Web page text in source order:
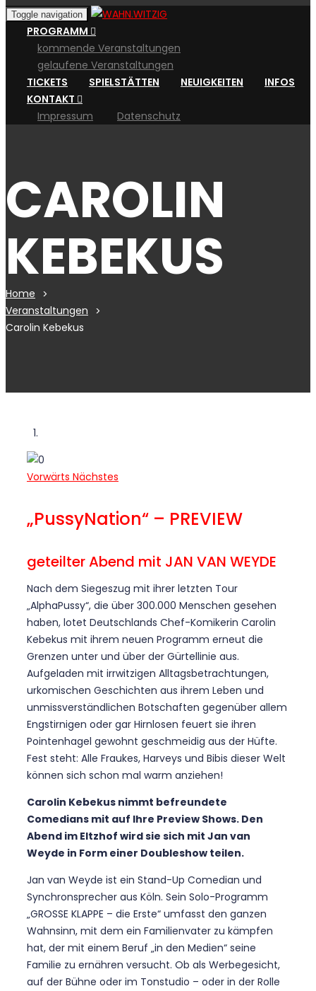
Toggle navigation
PROGRAMM
kommende Veranstaltungen
gelaufene Veranstaltungen
TICKETS
SPIELSTÄTTEN NEUIGKEITEN
INFOS
KONTAKT
Impressum
Datenschutz
CAROLIN
KEBEKUS
Home
Veranstaltungen
Carolin Kebekus
Vorwärts Nächstes
„PussyNation“ – PREVIEW
geteilter Abend mit JAN VAN WEYDE
Nach dem Siegeszug mit ihrer letzten Tour
„AlphaPussy“, die über 300.000 Menschen gesehen
haben, lotet Deutschlands Chef-Komikerin Carolin
Kebekus mit ihrem neuen Programm erneut die
Grenzen unter und über der Gürtellinie aus.
Aufgeladen mit irrwitzigen Alltagsbetrachtungen,
urkomischen Geschichten aus ihrem Leben und
unmissverständlichen Botschaften gegenüber allem
Engstirnigen oder gar Hirnlosen feuert sie ihren
Pointenhagel gewohnt geschmeidig aus der Hüfte.
Fest steht: Alle Fraukes, Harveys und Bibis dieser Welt
können sich schon mal warm anziehen!
Carolin Kebekus nimmt befreundete
Comedians mit auf Ihre Preview Shows. Den
Abend im Eltzhof wird sie sich mit Jan van
Weyde in Form einer Doubleshow teilen.
Jan van Weyde ist ein Stand-Up Comedian und
Synchronsprecher aus Köln. Sein Solo-Programm
„GROSSE KLAPPE – die Erste“ umfasst den ganzen
Wahnsinn, mit dem ein Familienvater zu kämpfen
hat, der mit einem Beruf „in den Medien“ seine
Familie zu ernähren versucht. Ob als Werbegesicht,
auf der Bühne oder im Tonstudio – oder in der Rolle